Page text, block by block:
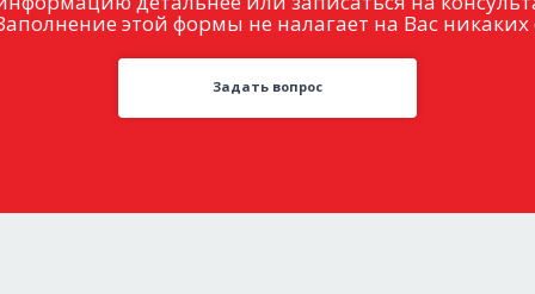
этой формы не налагает на Вас никаких
Задать вопрос